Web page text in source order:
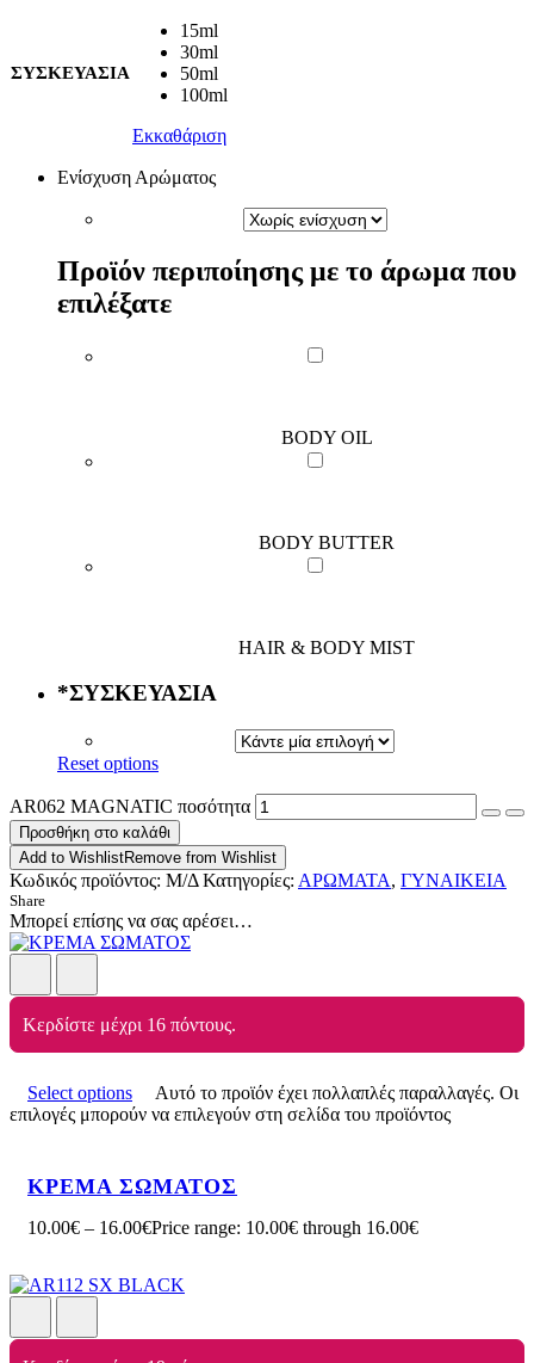
ΣΥΣΚΕΥΑΣΙΑ
15ml
30ml
50ml
100ml
Εκκαθάριση
Ενίσχυση Αρώματος
Προϊόν περιποίησης με το άρωμα που
επιλέξατε
BODY OIL
BODY BUTTER
HAIR & BODY MIST
*ΣΥΣΚΕΥΑΣΙΑ
Reset options
AR062 MAGNATIC ποσότητα
Προσθήκη στο καλάθι
Add to WishlistRemove from Wishlist
Κωδικός προϊόντος: Μ/Δ Κατηγορίες: ΑΡΩΜΑΤΑ, ΓΥΝΑΙΚΕΙΑ
Share
Μπορεί επίσης να σας αρέσει…
Κερδίστε μέχρι 16 πόντους.
Select options
Αυτό το προϊόν έχει πολλαπλές παραλλαγές. Οι
επιλογές μπορούν να επιλεγούν στη σελίδα του προϊόντος
ΚΡΕΜΑ ΣΩΜΑΤΟΣ
10.00€ – 16.00€Price range: 10.00€ through 16.00€